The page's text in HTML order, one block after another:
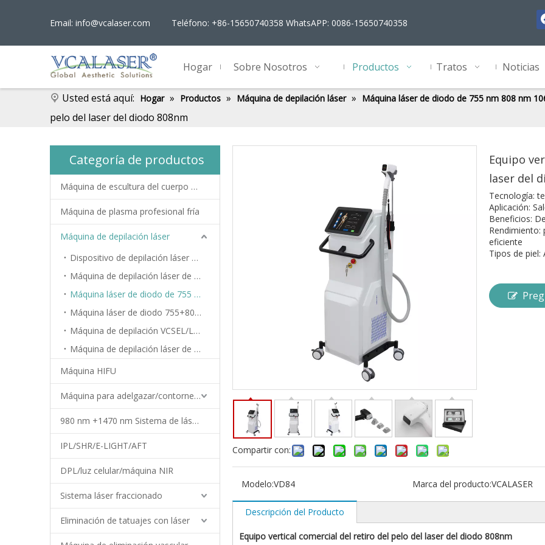
Email: info@vcalaser.com Teléfono: +86-15650740358 WhatsAPP: 0086-15650740358
Hogar Sobre Nosotros Productos Tratos Noticias
Usted está aquí: Hogar » Productos » Máquina de depilación láser » Máquina láser de diodo de 755 nm 808 nm
pelo del laser del diodo 808nm
Categoría de productos
Máquina de escultura del cuerpo EMS
Máquina de plasma profesional fría
Máquina de depilación láser
Dispositivo de depilación láser de doble pieza de mano
Máquina de depilación láser de diodo de 808 nm
Máquina láser de diodo de 755 nm 808 nm 1064 nm
Máquina láser de diodo 755+808+940+1064nm
Máquina de depilación VCSEL/LED
Máquina de depilación láser de diodo acoplado de fibra
Máquina HIFU
Máquina para adelgazar/contornear el cuerpo
980 nm +1470 nm Sistema de láser de diodo
IPL/SHR/E-LIGHT/AFT
DPL/luz celular/máquina NIR
Sistema láser fraccionado
Eliminación de tatuajes con láser
Compartir con:
Equipo
laser del
Tecnología:
Aplicación:
Beneficios:
Rendimiento:
eficiente
Tipos de piel:
Modelo:VD84 Marca del producto:VCALASER
Descripción del Producto
Equipo vertical comercial del retiro del pelo del laser del diodo 808nm